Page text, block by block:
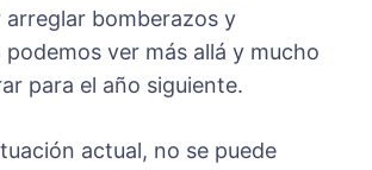
arreglar bomberazos y
podemos ver más allá y mucho
para el año siguiente.
actual, no se puede